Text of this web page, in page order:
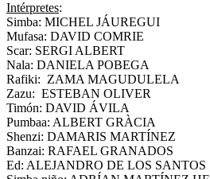
Intérpretes:
Simba: MICHEL JÁUREGUI
Mufasa: DAVID COMRIE
Scar: SERGI ALBERT
Nala: DANIELA POBEGA
Rafiki: ZAMA MAGUDULELA
Zazu: ESTEBAN OLIVER
Timón: DAVID ÁVILA
Pumbaa: ALBERT GRÀCIA
Shenzi: DAMARIS MARTÍNEZ
Banzai: RAFAEL GRANADOS
Ed: ALEJANDRO DE LOS SANTOS